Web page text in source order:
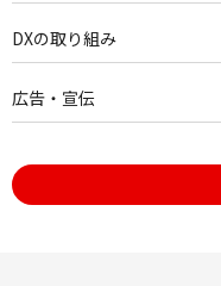
DXの取り組み
広告・宣伝